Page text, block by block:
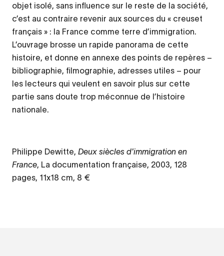
objet isolé, sans influence sur le reste de la société,
c’est au contraire revenir aux sources du « creuset
français » : la France comme terre d’immigration.
L’ouvrage brosse un rapide panorama de cette
histoire, et donne en annexe des points de repères –
bibliographie, filmographie, adresses utiles – pour
les lecteurs qui veulent en savoir plus sur cette
partie sans doute trop méconnue de l’histoire
nationale.
Philippe Dewitte, Deux siècles d'immigration en
France, La documentation française, 2003, 128
pages, 11x18 cm, 8 €